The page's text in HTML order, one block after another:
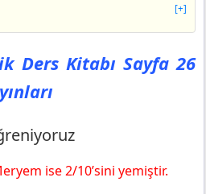
[+]
Kitabı Sayfa 26 Cevapları MEB
Kitabı Sayfa 27 Cevapları MEB
Yakıt Tüketimi
Ders Kitabı Sayfa 26
ise 2/10’sini yemiştir.